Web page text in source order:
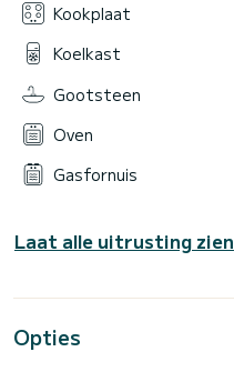
Kookplaat
Koelkast
Gootsteen
Oven
Gasfornuis
Laat alle uitrusting zien
Opties